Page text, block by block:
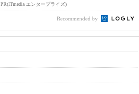
PR(ITmedia エンタープライズ)
Recommended by